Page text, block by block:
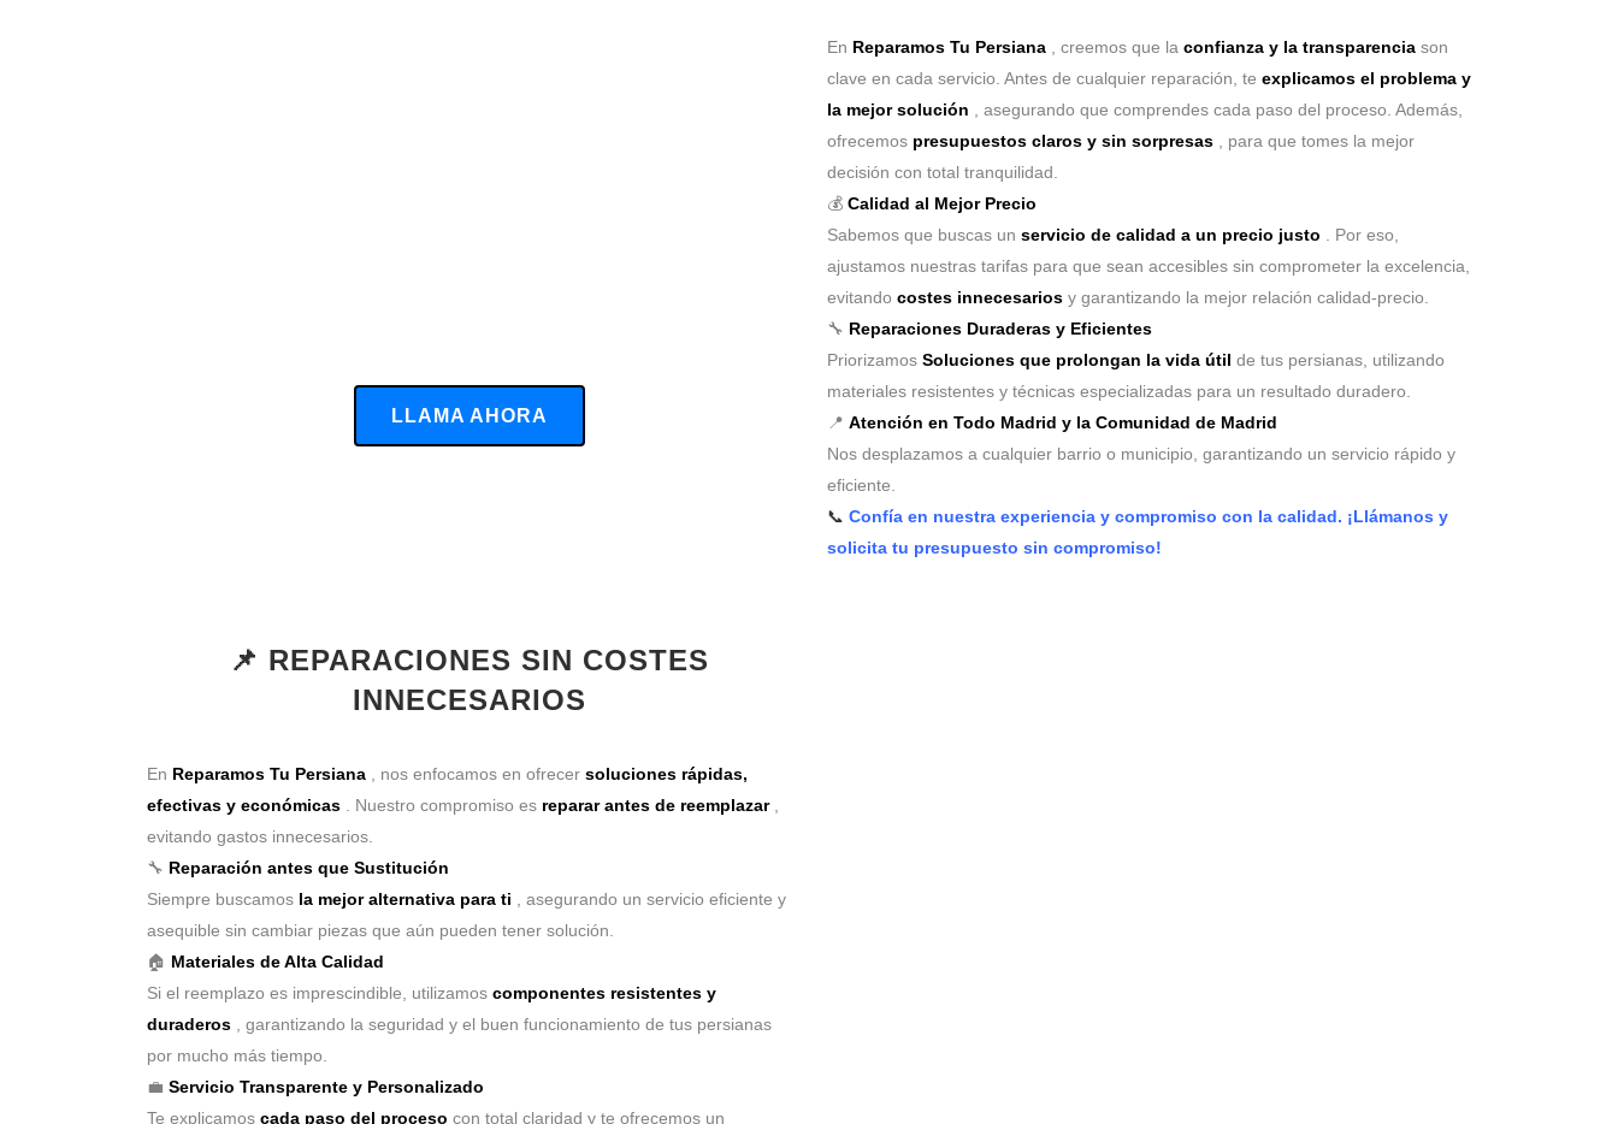
LLAMA AHORA
En Reparamos Tu Persiana , creemos que la confianza y la transparencia son
clave en cada servicio. Antes de cualquier reparación, te explicamos el problema y
la mejor solución , asegurando que comprendes cada paso del proceso. Además,
ofrecemos presupuestos claros y sin sorpresas , para que tomes la mejor
decisión con total tranquilidad.
💰 Calidad al Mejor Precio
Sabemos que buscas un servicio de calidad a un precio justo . Por eso,
ajustamos nuestras tarifas para que sean accesibles sin comprometer la excelencia,
evitando costes innecesarios y garantizando la mejor relación calidad-precio.
🔧 Reparaciones Duraderas y Eficientes
Priorizamos Soluciones que prolongan la vida útil de tus persianas, utilizando
materiales resistentes y técnicas especializadas para un resultado duradero.
📍 Atención en Todo Madrid y la Comunidad de Madrid
Nos desplazamos a cualquier barrio o municipio, garantizando un servicio rápido y
eficiente.
📞 Confía en nuestra experiencia y compromiso con la calidad. ¡Llámanos y
solicita tu presupuesto sin compromiso!
📌 REPARACIONES SIN COSTES
INNECESARIOS
En Reparamos Tu Persiana , nos enfocamos en ofrecer soluciones rápidas,
efectivas y económicas . Nuestro compromiso es reparar antes de reemplazar,
evitando gastos innecesarios.
🔧 Reparación antes que Sustitución
Siempre buscamos la mejor alternativa para ti , asegurando un servicio eficiente y
asequible sin cambiar piezas que aún pueden tener solución.
🏠 Materiales de Alta Calidad
Si el reemplazo es imprescindible, utilizamos componentes resistentes y
duraderos , garantizando la seguridad y el buen funcionamiento de tus persianas
por mucho más tiempo.
💼 Servicio Transparente y Personalizado
Te explicamos cada paso del proceso con total claridad y te ofrecemos un